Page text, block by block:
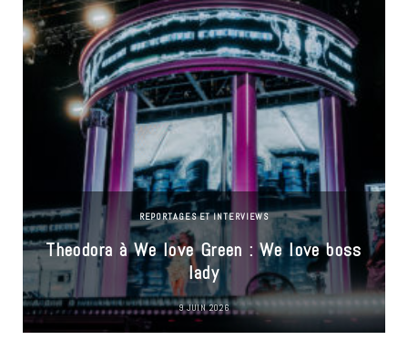
REPORTAGES ET INTERVIEWS
Theodora à We love Green : We love boss
lady
9 JUIN 2026